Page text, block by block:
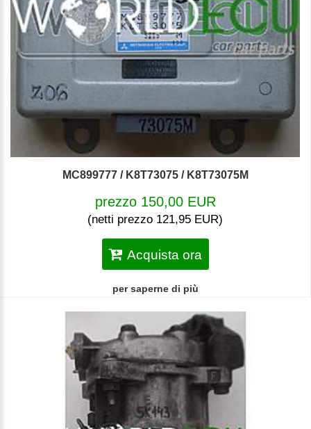
MC899777 / K8T73075 / K8T73075M
prezzo 150,00 EUR
(netti prezzo 121,95 EUR)
Acquista ora
per saperne di più